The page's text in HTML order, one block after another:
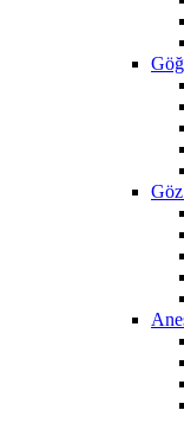
Göz